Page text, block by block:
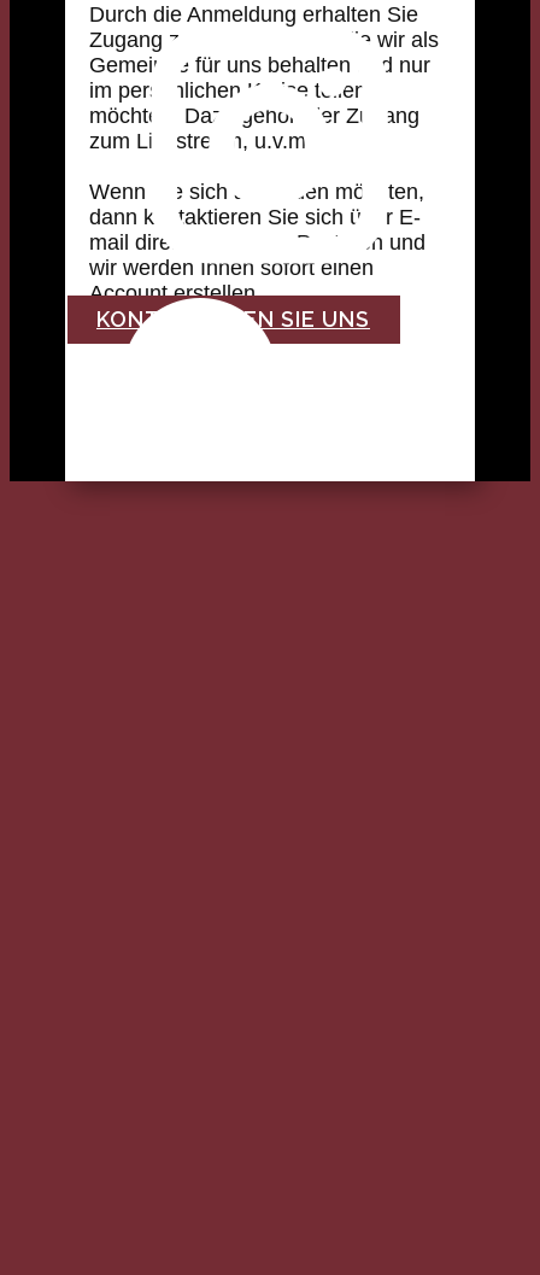
Durch die Anmeldung erhalten Sie
Zugang zu Informationen, die wir als
Gemeinde für uns behalten und nur
im persönlichen Kreise teilen
möchten. Dazu gehört der Zugang
zum Livestream, u.v.m.
Wenn Sie sich anmelden möchten,
dann kontaktieren Sie sich über E-
mail direkt an unsere Pastoren und
wir werden Ihnen sofort einen
Account erstellen.
KONTAKTIEREN SIE UNS